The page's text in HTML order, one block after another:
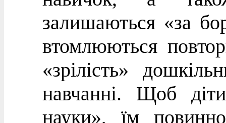
залишаються «за
втомлюються
«зрілість»
навчанні. Щоб
науки», їм